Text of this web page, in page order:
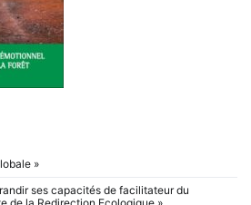
»
ses capacités de facilitateur du